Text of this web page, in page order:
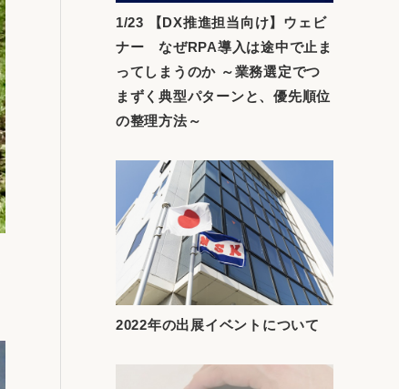
1/23 【DX推進担当向け】ウェビ
ナー なぜRPA導入は途中で止ま
ってしまうのか ～業務選定でつ
まずく典型パターンと、優先順位
の整理方法～
2022年の出展イベントについて